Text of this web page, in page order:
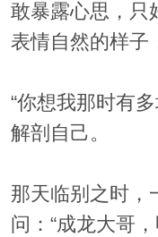
敢暴露心思，只
表情自然的样子
“你想我那时有
解剖自己。
那天临别之时，
问：“成龙大哥